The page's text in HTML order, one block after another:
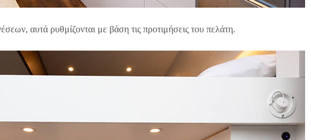
αυτά ρυθμίζονται με βάση τις προτιμήσεις του πελάτη.